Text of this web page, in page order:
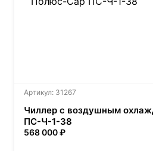
Артикул: 31267
Чиллер с воздушным
ПС-Ч-1-38
568 000 ₽